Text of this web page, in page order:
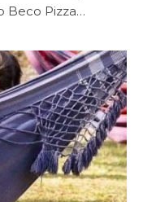
Beco Pizza…